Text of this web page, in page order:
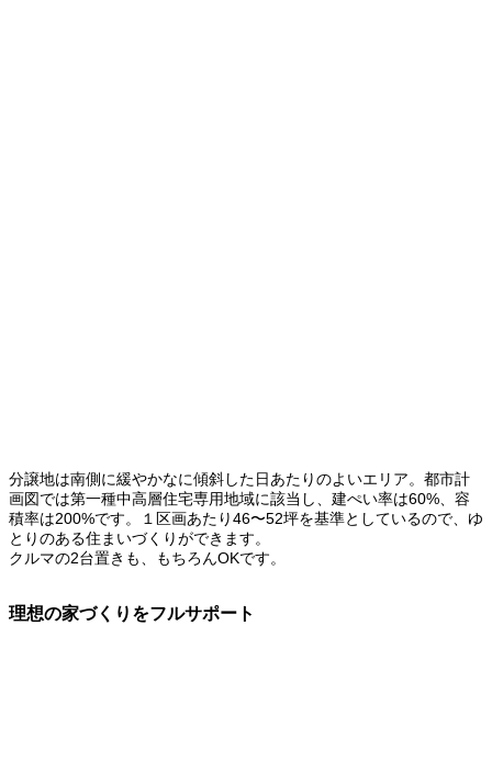
分譲地は南側に緩やかなに傾斜した日あたりのよいエリア。都市計
画図では第一種中高層住宅専用地域に該当し、建ぺい率は60%、容
積率は200%です。１区画あたり46〜52坪を基準としているので、ゆ
とりのある住まいづくりができます。
クルマの2台置きも、もちろんOKです。
理想の家づくりをフルサポート